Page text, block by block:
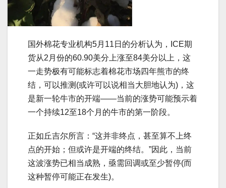
国外棉花专业机构5月11日的分析认为，ICE期
货从2月份的60.90美分上涨至84美分以上，这
一走势极有可能标志着棉花市场四年熊市的终
结，可以推测(或许可以说相当大胆地认为)，这
是新一轮牛市的开端——当前的涨势可能预示着
一个持续12至18个月的牛市的第一阶段。
正如丘吉尔所言：“这并非终点，甚至算不上终
点的开始；但或许是开端的终结。”因此，当前
这波涨势已相当成熟，亟需回调或至少暂停(而
这种暂停可能正在发生)。